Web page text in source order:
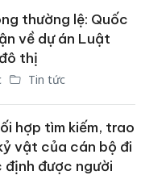
thường lệ: Quốc
về dự án Luật
thị
Tin tức
hợp tìm kiếm, trao
vật của cán bộ đi
định được người